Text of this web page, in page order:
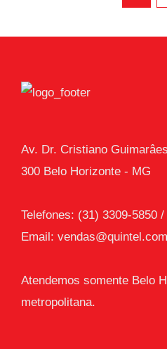
Av. Dr. Cristiano
300 Belo Horizonte - MG
Telefones: (31) 3309-5850
Email:
Atendemos somente Belo
metropolitana.